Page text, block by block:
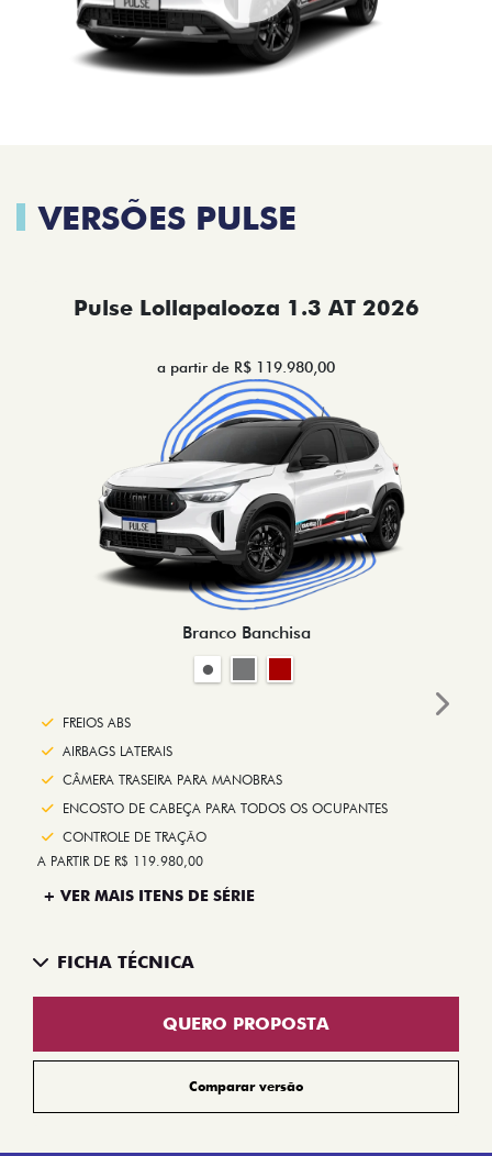
VERSÕES PULSE
Pulse Lollapalooza 1.3 AT 2026
a partir de R$ 119.980,00
Branco Banchisa
FREIOS ABS
AIRBAGS LATERAIS
CÂMERA TRASEIRA PARA MANOBRAS
ENCOSTO DE CABEÇA PARA TODOS OS OCUPANTES
CONTROLE DE TRAÇÃO
A PARTIR DE R$ 119.980,00
+ VER MAIS ITENS DE SÉRIE
FICHA TÉCNICA
QUERO PROPOSTA
Comparar versão
Next